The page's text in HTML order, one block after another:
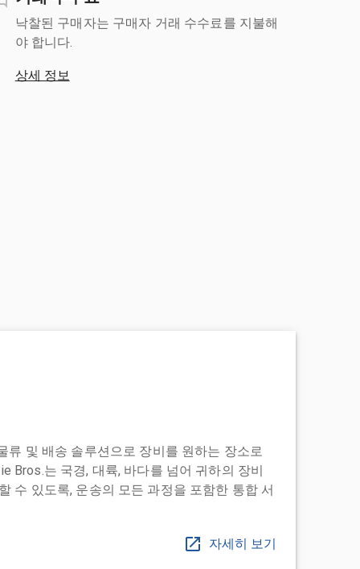
낙찰된 구매자는 구매자 거래 수수료를 지불해
야 합니다.
상세 정보
류 및 배송 솔루션으로 장비를 원하는 장소로
Bros.는 국경, 대륙, 바다를 넘어 귀하의 장비
수 있도록, 운송의 모든 과정을 포함한 통합 서
자세히 보기